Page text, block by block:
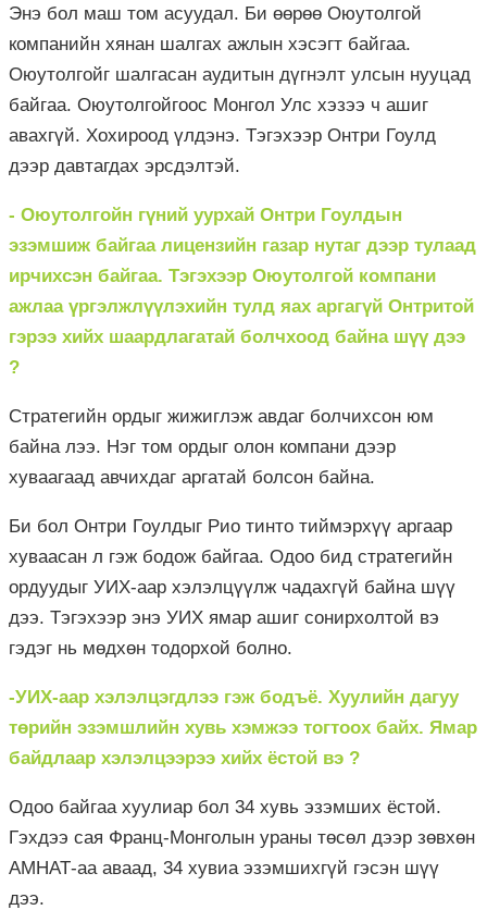
Энэ бол маш том асуудал. Би өөрөө Оюутолгой
компанийн хянан шалгах ажлын хэсэгт байгаа.
Оюутолгойг шалгасан аудитын дүгнэлт улсын нууцад
байгаа. Оюутолгойгоос Монгол Улс хэзээ ч ашиг
авахгүй. Хохироод үлдэнэ. Тэгэхээр Онтри Гоулд
дээр давтагдах эрсдэлтэй.
- Оюутолгойн гүний уурхай Онтри Гоулдын
эзэмшиж байгаа лицензийн газар нутаг дээр тулаад
ирчихсэн байгаа. Тэгэхээр Оюутолгой компани
ажлаа үргэлжлүүлэхийн тулд яах аргагүй Онтритой
гэрээ хийх шаардлагатай болчхоод байна шүү дээ
?
Стратегийн ордыг жижиглэж авдаг болчихсон юм
байна лээ. Нэг том ордыг олон компани дээр
хуваагаад авчихдаг аргатай болсон байна.
Би бол Онтри Гоулдыг Рио тинто тиймэрхүү аргаар
хуваасан л гэж бодож байгаа. Одоо бид стратегийн
ордуудыг УИХ-аар хэлэлцүүлж чадахгүй байна шүү
дээ. Тэгэхээр энэ УИХ ямар ашиг сонирхолтой вэ
гэдэг нь мөдхөн тодорхой болно.
-УИХ-аар хэлэлцэгдлээ гэж бодъё. Хуулийн дагуу
төрийн эзэмшлийн хувь хэмжээ тогтоох байх. Ямар
байдлаар хэлэлцээрээ хийх ёстой вэ ?
Одоо байгаа хуулиар бол 34 хувь эзэмших ёстой.
Гэхдээ сая Франц-Монголын ураны төсөл дээр зөвхөн
АМНАТ-аа аваад, 34 хувиа эзэмшихгүй гэсэн шүү
дээ.